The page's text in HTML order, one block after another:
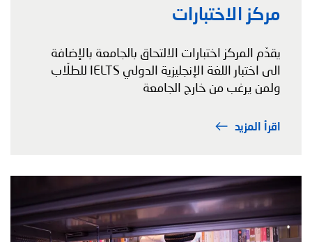
مركز الاختبارات
يقدّم المركز اختبارات الالتحاق بالجامعة بالإضافة
الى اختبار اللغة الإنجليزية الدولي IELTS للطلّاب
ولمن يرغب من خارج الجامعة
اقرأ المزيد